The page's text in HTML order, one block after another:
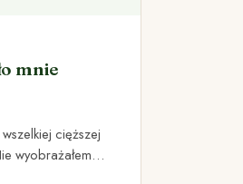
mnie
cięższej
wyobrażałem